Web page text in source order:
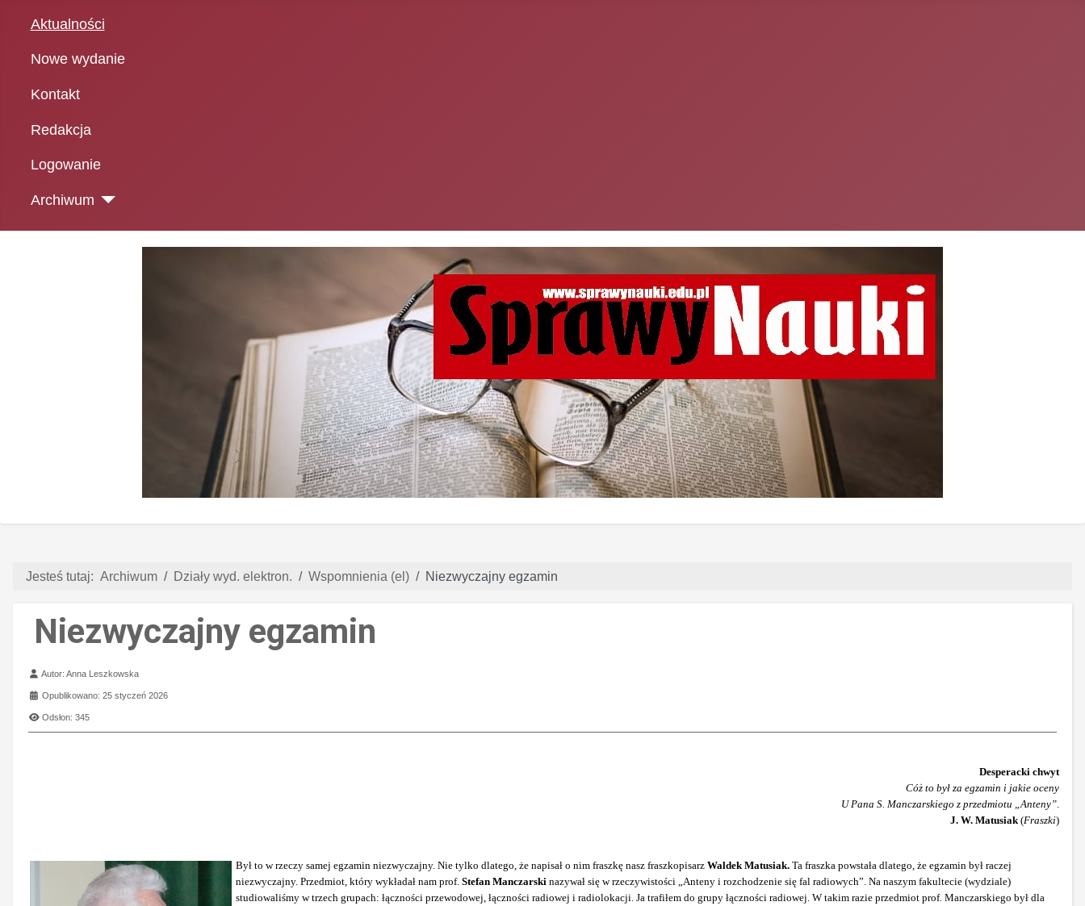
Aktualności
Nowe wydanie
Kontakt
Redakcja
Logowanie
Archiwum
Jesteś tutaj: Archiwum Działy wyd. elektron. Wspomnienia (el) Niezwyczajny egzamin
Niezwyczajny egzamin
Szczegóły
Autor:Anna Leszkowska
Opublikowano: 25 styczeń 2026
Odsłon: 345
Desperacki chwyt
Cóż to był za egzamin i jakie oceny
U Pana S. Manczarskiego z przedmiotu „Anteny”
J. W. Matusiak (Fraszki)
Był to w rzeczy samej egzamin niezwyczajny. Nie tylko dlatego, że napisał o nim fraszkę nasz fraszkopisarz Waldek Matusiak. Ta fraszka powstała dlatego, że egzamin był raczej
niezwyczajny. Przedmiot, który wykładał nam prof. Stefan Manczarski nazywał się w rzeczywistości „Anteny i rozchodzenie się fal radiowych”. Na naszym fakultecie (wydziale)
studiowaliśmy w trzech grupach: łączności przewodowej, łączności radiowej i radiolokacji. Ja trafiłem do grupy łączności radiowej. W takim razie przedmiot prof. Manczarskiego był dla